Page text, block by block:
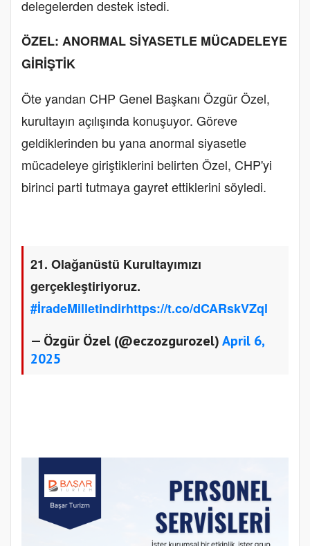
delegelerden destek istedi.
ÖZEL: ANORMAL SİYASETLE MÜCADELEYE
GİRİŞTİK
Öte yandan CHP Genel Başkanı Özgür Özel,
kurultayın açılışında konuşuyor. Göreve
geldiklerinden bu yana anormal siyasetle
mücadeleye giriştiklerini belirten Özel, CHP'yi
birinci parti tutmaya gayret ettiklerini söyledi.
21. Olağanüstü Kurultayımızı
gerçekleştiriyoruz.
#İradeMilletindirhttps://t.co/dCARskVZql
— Özgür Özel (@eczozgurozel)April 6,
2025